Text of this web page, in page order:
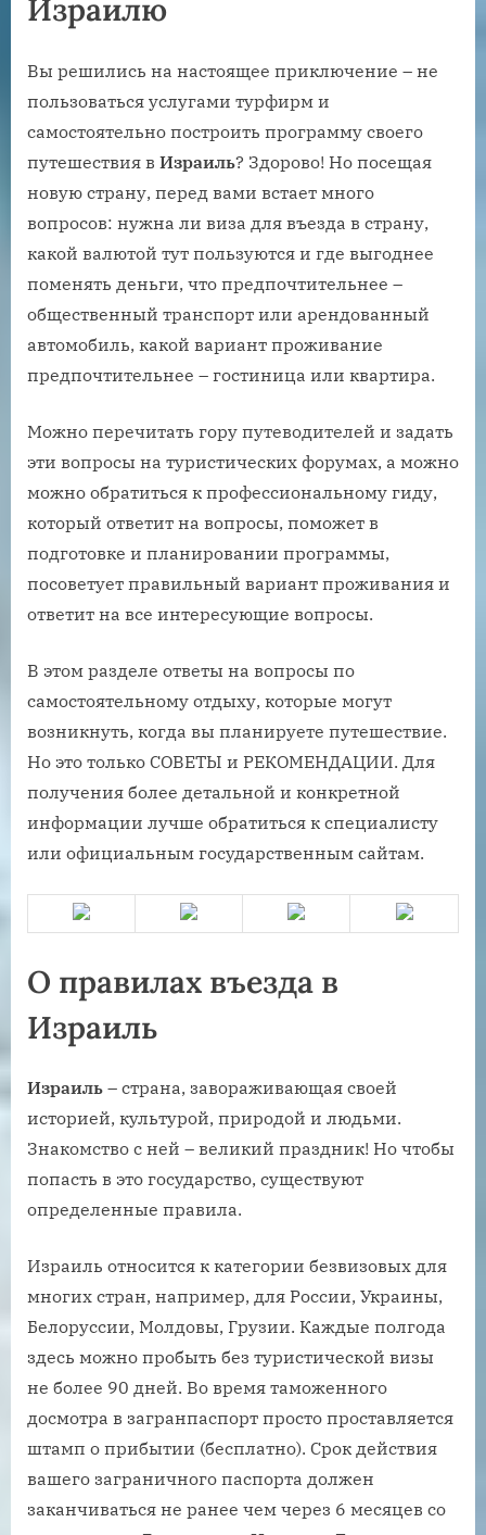
Израилю
Вы решились на настоящее приключение – не
пользоваться услугами турфирм и
самостоятельно построить программу своего
путешествия в Израиль? Здорово! Но посещая
новую страну, перед вами встает много
вопросов: нужна ли виза для въезда в страну,
какой валютой тут пользуются и где выгоднее
поменять деньги, что предпочтительнее –
общественный транспорт или арендованный
автомобиль, какой вариант проживание
предпочтительнее – гостиница или квартира.
Можно перечитать гору путеводителей и задать
эти вопросы на туристических форумах, а можно
можно обратиться к профессиональному гиду,
который ответит на вопросы, поможет в
подготовке и планировании программы,
посоветует правильный вариант проживания и
ответит на все интересующие вопросы.
В этом разделе ответы на вопросы по
самостоятельному отдыху, которые могут
возникнуть, когда вы планируете путешествие.
Но это только СОВЕТЫ и РЕКОМЕНДАЦИИ. Для
получения более детальной и конкретной
информации лучше обратиться к специалисту
или официальным государственным сайтам.
О правилах въезда в
Израиль
Израиль – страна, завораживающая своей
историей, культурой, природой и людьми.
Знакомство с ней – великий праздник! Но чтобы
попасть в это государство, существуют
определенные правила.
Израиль относится к категории безвизовых для
многих стран, например, для России, Украины,
Белоруссии, Молдовы, Грузии. Каждые полгода
здесь можно пробыть без туристической визы
не более 90 дней. Во время таможенного
досмотра в загранпаспорт просто проставляется
штамп о прибытии (бесплатно). Срок действия
вашего заграничного паспорта должен
заканчиваться не ранее чем через 6 месяцев со